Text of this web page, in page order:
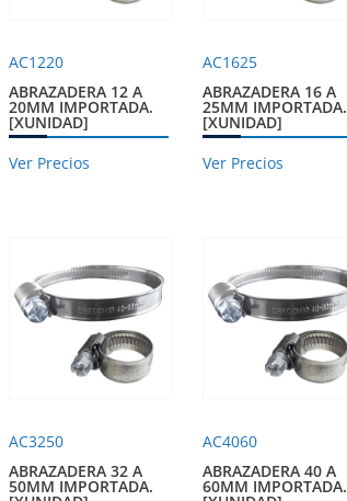
AC1220
ABRAZADERA 12 A
20MM IMPORTADA.
[XUNIDAD]
Ver Precios
AC1625
ABRAZADERA 16 A
25MM IMPORTADA.
[XUNIDAD]
Ver Precios
AC3250
ABRAZADERA 32 A
50MM IMPORTADA.
AC4060
ABRAZADERA 40 A
60MM IMPORTADA.